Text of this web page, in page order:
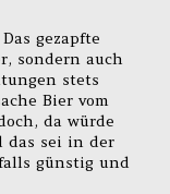
gezapfte
sondern auch
stets
Bier vom
da würde
das sei in der
günstig und